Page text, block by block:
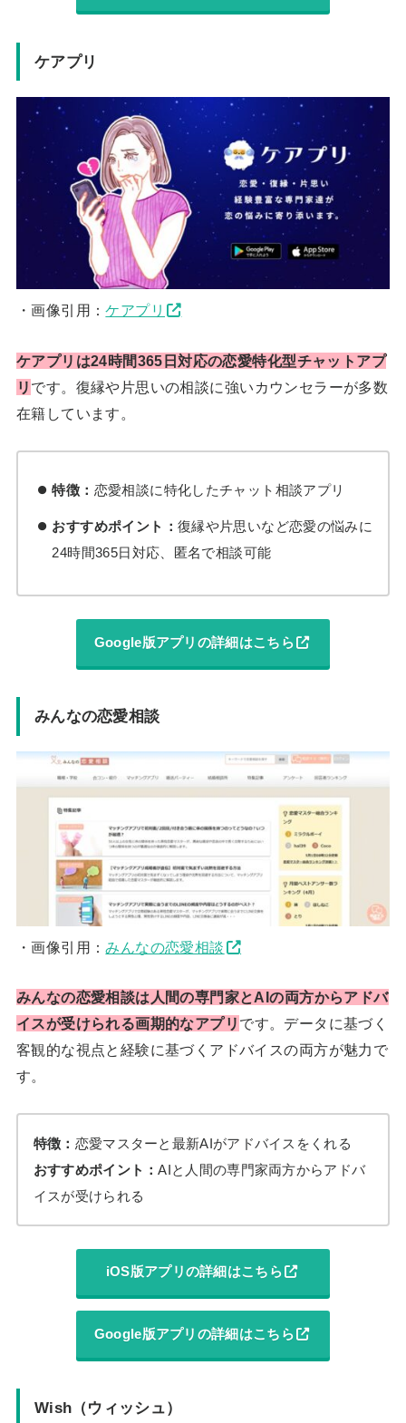
ケアプリ
・画像引用：ケアプリ
ケアプリは24時間365日対応の恋愛特化型チャットアプ
リ です。復縁や片思いの相談に強いカウンセラーが多数
在籍しています。
特徴： 恋愛相談に特化したチャット相談アプリ
おすすめポイント： 復縁や片思いなど恋愛の悩みに
24時間365日対応、匿名で相談可能
Google版アプリの詳細はこちら
みんなの恋愛相談
・画像引用：みんなの恋愛相談
みんなの恋愛相談は人間の専門家とAIの両方からアドバ
イスが受けられる画期的なアプリ です。データに基づく
客観的な視点と経験に基づくアドバイスの両方が魅力で
す。
特徴： 恋愛マスターと最新AIがアドバイスをくれる
おすすめポイント：AIと人間の専門家両方からアドバ
イスが受けられる
iOS版アプリの詳細はこちら
Google版アプリの詳細はこちら
Wish（ウィッシュ）